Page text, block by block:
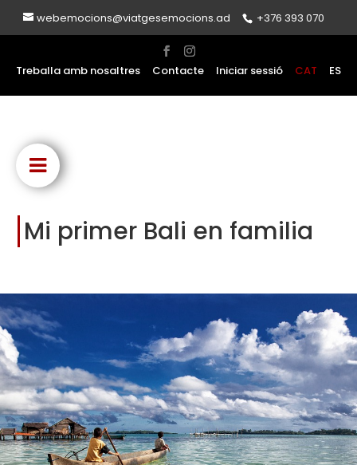
webemocions@viatgesemocions.ad +376 393 070
Treballa amb nosaltres Contacte Iniciar sessió CAT ES
Mi primer Bali en familia